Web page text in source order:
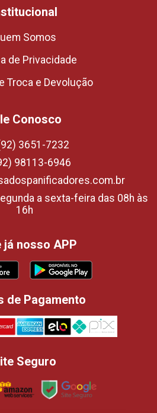
Somos
de Privacidade
Troca e Devolução
Conosco
3651-7232
98113-6946
a sexta-feira das 08h às
16h
já nosso APP
de Pagamento
Seguro